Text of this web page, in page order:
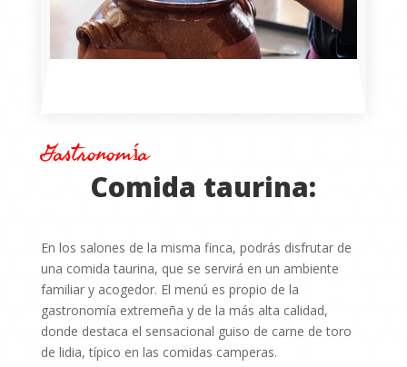
Gastronomía
Comida taurina:
En los salones de la misma finca, podrás disfrutar de
una comida taurina, que se servirá en un ambiente
familiar y acogedor. El menú es propio de la
gastronomía extremeña y de la más alta calidad,
donde destaca el sensacional guiso de carne de toro
de lidia, típico en las comidas camperas.